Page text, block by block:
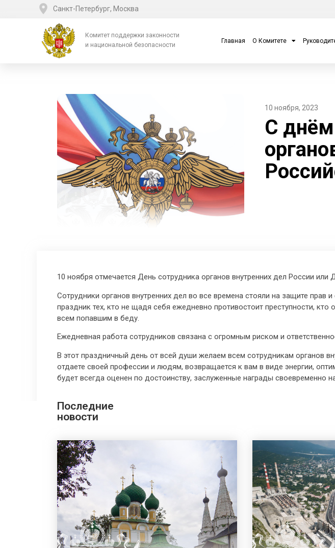
Санкт-Петербург, Москва
Комитет поддержки законности
и национальной безопасности
Главная О Комитете
10 ноября, 2023
С днём
10 ноября отмечается День сотрудника органов внутренних дел России или
Сотрудники органов внутренних дел во все времена стояли на защите
праздник тех, кто не щадя себя ежедневно противостоит преступности,
всем попавшим в беду.
Ежедневная работа сотрудников связана с огромным риском и
В этот праздничный день от всей души желаем всем сотрудникам органов
отдаете своей профессии и людям, возвращается к вам в виде энергии,
будет всегда оценен по достоинству, заслуженные награды своевременно
Последние
новости